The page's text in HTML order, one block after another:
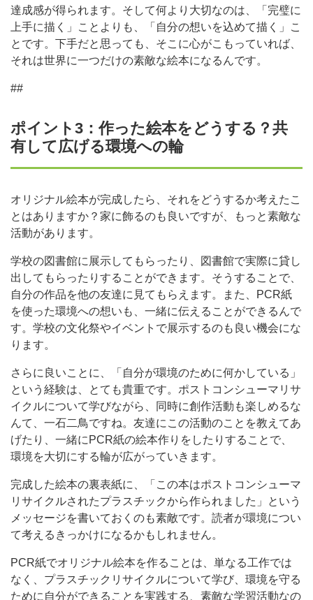
達成感が得られます。そして何より大切なのは、「完璧に
上手に描く」ことよりも、「自分の想いを込めて描く」こ
とです。下手だと思っても、そこに心がこもっていれば、
それは世界に一つだけの素敵な絵本になるんです。
##
ポイント3：作った絵本をどうする？共
有して広げる環境への輪
オリジナル絵本が完成したら、それをどうするか考えたこ
とはありますか？家に飾るのも良いですが、もっと素敵な
活動があります。
学校の図書館に展示してもらったり、図書館で実際に貸し
出してもらったりすることができます。そうすることで、
自分の作品を他の友達に見てもらえます。また、PCR紙
を使った環境への想いも、一緒に伝えることができるんで
す。学校の文化祭やイベントで展示するのも良い機会にな
ります。
さらに良いことに、「自分が環境のために何かしている」
という経験は、とても貴重です。ポストコンシューマリサ
イクルについて学びながら、同時に創作活動も楽しめるな
んて、一石二鳥ですね。友達にこの活動のことを教えてあ
げたり、一緒にPCR紙の絵本作りをしたりすることで、
環境を大切にする輪が広がっていきます。
完成した絵本の裏表紙に、「この本はポストコンシューマ
リサイクルされたプラスチックから作られました」という
メッセージを書いておくのも素敵です。読者が環境につい
て考えるきっかけになるかもしれません。
PCR紙でオリジナル絵本を作ることは、単なる工作では
なく、プラスチックリサイクルについて学び、環境を守る
ために自分ができることを実践する、素敵な学習活動なの